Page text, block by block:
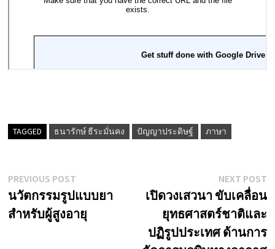
TAGGED ธนารักษ์ ธีระมั่นคง ปัญญาประดิษฐ์ ภาษา
Post
navigation
PREVIOUS POSTPrevious
post:
นวัตกรรมรูปแบบยา
สำหรับผู้สูงอายุ
NEXT POST
เปิดวงเสวนา ขับเคลื่อน
ยุทธศาสตร์ชาติและ
ปฏิรูปประเทศ ด้านการ